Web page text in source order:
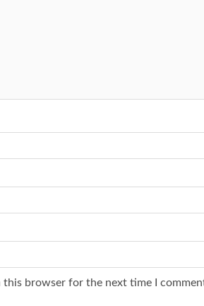
this browser for the next time I